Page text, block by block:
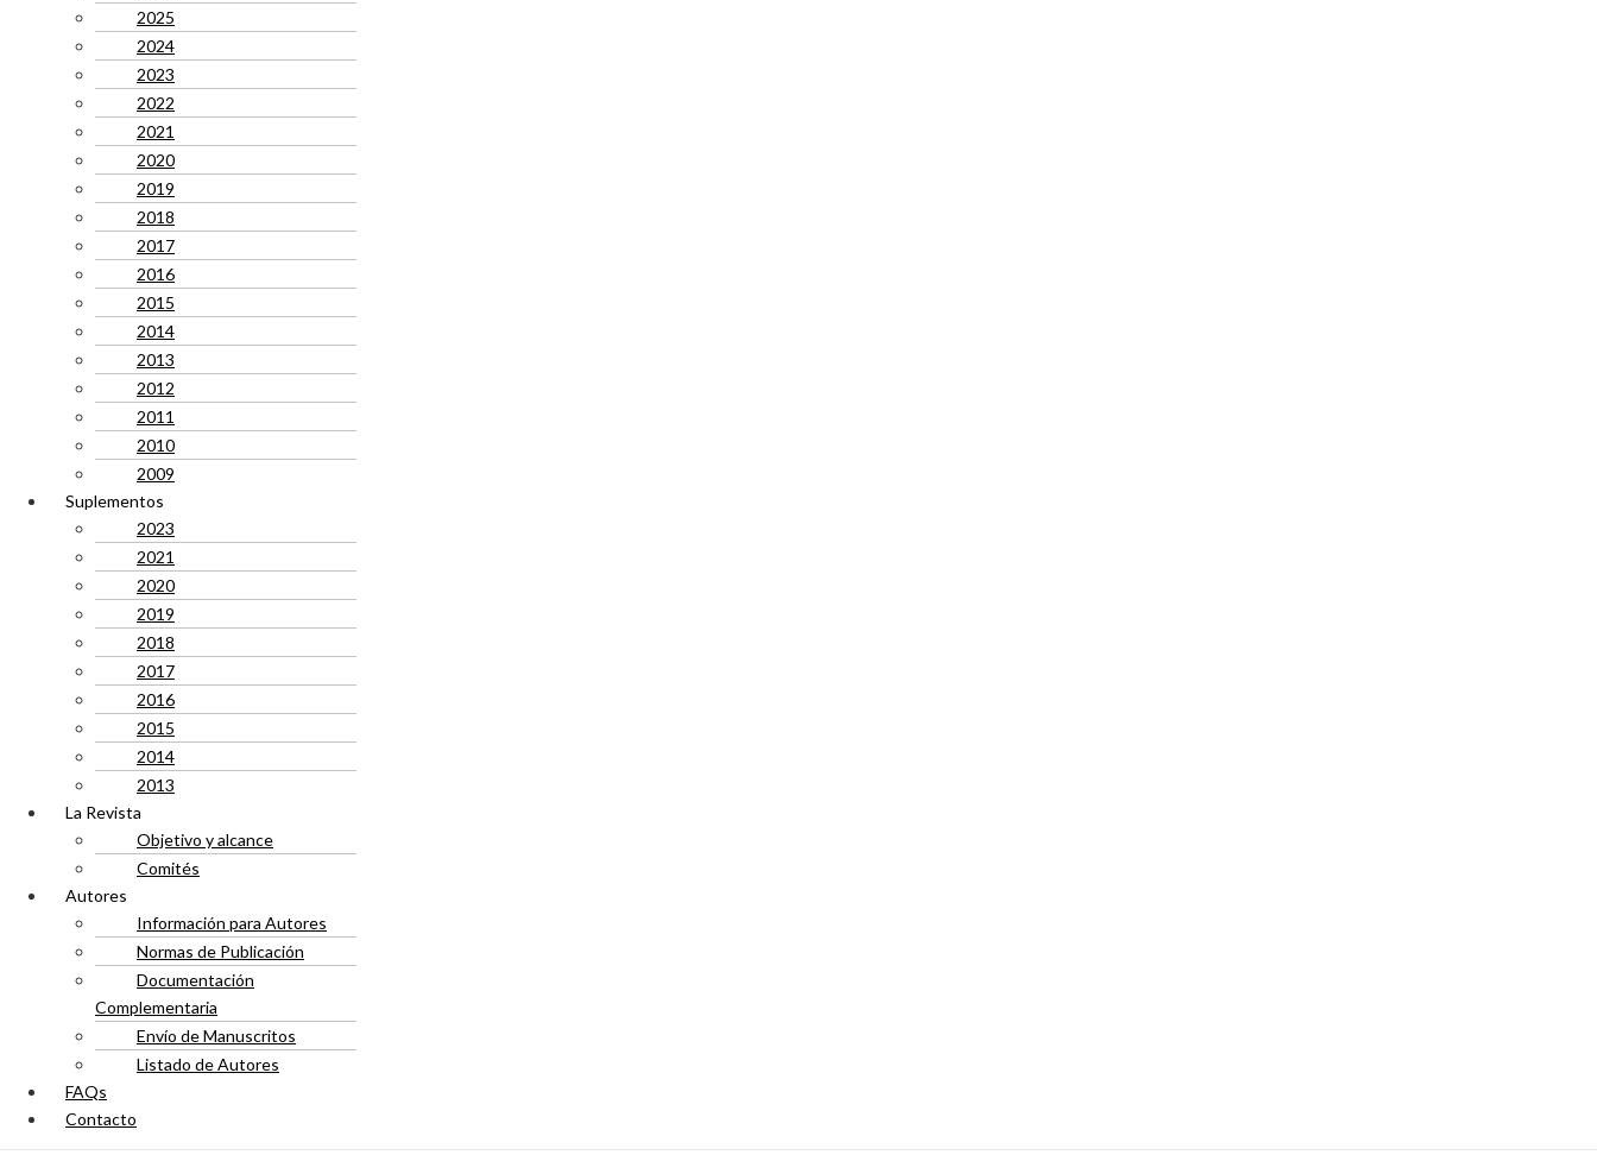
2025
2024
2023
2022
2021
2020
2019
2018
2017
2016
2015
2014
2013
2012
2011
2010
2009
Suplementos
2023
2021
2020
2019
2018
2017
2016
2015
2014
2013
La Revista
Objetivo y alcance
Comités
Autores
Información para Autores
Normas de Publicación
Documentación
Complementaria
Envío de Manuscritos
Listado de Autores
FAQs
Contacto